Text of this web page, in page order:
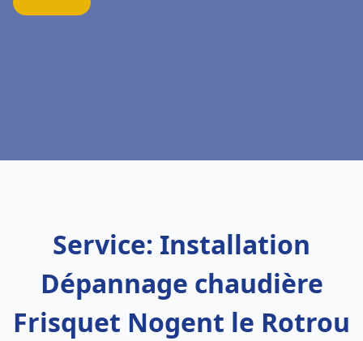
Service: Installation
Dépannage chaudière
Frisquet Nogent le Rotrou